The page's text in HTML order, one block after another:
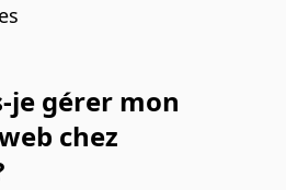
je gérer mon
chez